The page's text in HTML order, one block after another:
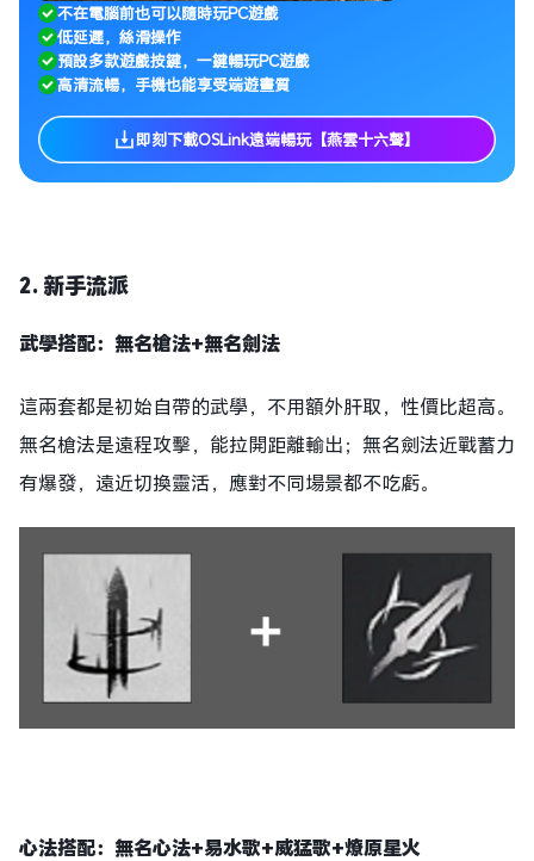
不在電腦前也可以隨時玩PC遊戲
低延遲，絲滑操作
預設多款遊戲按鍵，一鍵暢玩PC遊戲
高清流暢，手機也能享受端遊畫質
即刻下載OSLink遠端暢玩【燕雲十六聲】
2. 新手流派
武學搭配：無名槍法+無名劍法
這兩套都是初始自帶的武學，不用額外肝取，性價比超高。
無名槍法是遠程攻擊，能拉開距離輸出；無名劍法近戰蓄力
有爆發，遠近切換靈活，應對不同場景都不吃虧。
心法搭配：無名心法+易水歌+威猛歌+燎原星火